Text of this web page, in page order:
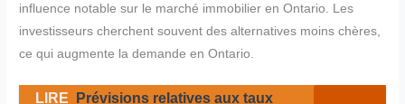
influence notable sur le marché immobilier en Ontario. Les
investisseurs cherchent souvent des alternatives moins chères,
ce qui augmente la demande en Ontario.
LIRE
Prévisions relatives aux taux